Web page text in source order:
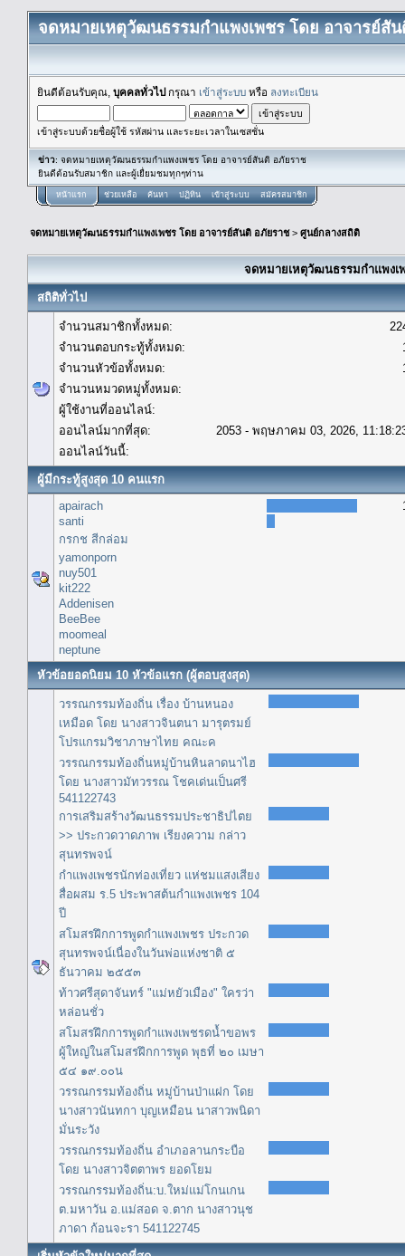
จดหมายเหตุวัฒนธรรมกำแพงเพชร โดย อาจารย์สั
ยินดีต้อนรับคุณ, บุคคลทั่วไปกรุณา เข้าสู่ระบบ หรือ ลงทะเบียน
เข้าสู่ระบบด้วยชื่อผู้ใช้ รหัสผ่าน และระยะเวลาในเซสชั่น
ข่าว: จดหมายเหตุวัฒนธรรมกำแพงเพชร โดย อาจารย์สันติ อภัยราช
ยินดีต้อนรับสมาชิก และผู้เยื่ยมชมทุกๆท่าน
หน้าแรก ช่วยเหลือ ค้นหา ปฏิทิน เข้าสู่ระบบ สมัครสมาชิก
จดหมายเหตุวัฒนธรรมกำแพงเพชร โดย อาจารย์สันติ อภัยราช> ศูนย์กลางสถิติ
จดหมายเหตุวัฒนธรรมกำแพง
สถิติทั่วไป
จำนวนสมาชิกทั้งหมด:
จำนวนตอบกระทู้ทั้งหมด:
จำนวนหัวข้อทั้งหมด:
จำนวนหมวดหมู่ทั้งหมด:
ผู้ใช้งานที่ออนไลน์:
ออนไลน์มากที่สุด:
2053 - พฤษภาคม 03, 2026,
ออนไลน์วันนี้:
ผู้มีกระทู้สูงสุด 10 คนแรก
apairach
santi
กรกช สีกล่อม
yamonporn
nuy501
kit222
Addenisen
BeeBee
moomeal
neptune
หัวข้อยอดนิยม 10 หัวข้อแรก (ผู้ตอบสูงสุด)
วรรณกรรมท้องถิ่น เรื่อง บ้านหนอง
เหมือด โดย นางสาวจินตนา มารุตรมย์
โปรแกรมวิชาภาษาไทย คณะค
วรรณกรรมท้องถิ่นหมู่บ้านหินลาดนาไฮ
โดย นางสาวมัทวรรณ โชคเด่นเป็นศรี
541122743
การเสริมสร้างวัฒนธรรมประชาธิปไตย
>> ประกวดวาดภาพ เรียงความ กล่าว
สุนทรพจน์
กำแพงเพชรนักท่องเที่ยว แห่ชมแสงเสียง
สื่อผสม ร.5 ประพาสต้นกำแพงเพชร 104
ปี
สโมสรฝึกการพูดกำแพงเพชร ประกวด
สุนทรพจน์เนื่องในวันพ่อแห่งชาติ ๕
ธันวาคม ๒๕๕๓
ท้าวศรีสุดาจันทร์ "แม่หยัวเมือง" ใครว่า
หล่อนชั่ว
สโมสรฝึกการพูดกำแพงเพชรดน้ำขอพร
ผู้ใหญ่ในสโมสรฝึกการพูด พุธที่ ๒๐ เมษา
๕๔ ๑๙.๐๐น
วรรณกรรมท้องถิ่น หมู่บ้านป่าแฝก โดย
นางสาวนันทกา บุญเหมือน นาสาวพนิดา
มั่นระวัง
วรรณกรรมท้องถิ่น อำเภอลานกระบือ
โดย นางสาวจิตตาพร ยอดโยม
วรรณกรรมท้องถิ่น:บ.ใหม่แม่โกนเกน
ต.มหาวัน อ.แม่สอด จ.ตาก นางสาวนุช
ภาดา ก้อนจะรา 541122745